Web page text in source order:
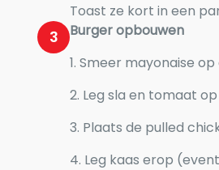
Toast ze kort in een
3
Burger opbouwen
1. Smeer mayonaise
2. Leg sla en tomaat op
3. Plaats de pulled
4. Leg kaas erop